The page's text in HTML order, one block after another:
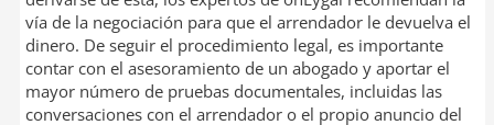
vía de la negociación para que el arrendador le devuelva el
dinero. De seguir el procedimiento legal, es importante
contar con el asesoramiento de un abogado y aportar el
mayor número de pruebas documentales, incluidas las
conversaciones con el arrendador o el propio anuncio del